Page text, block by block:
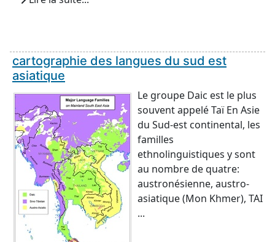
cartographie des langues du sud est
asiatique
Le groupe Daic est le plus
souvent appelé Taï En Asie
du Sud-est continental, les
familles
ethnolinguistiques y sont
au nombre de quatre:
austronésienne, austro-
asiatique (Mon Khmer), TAI
...